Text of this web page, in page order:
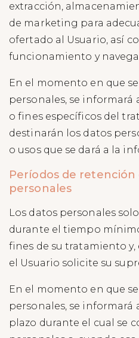
extracción,
de marketing para
ofertado al Usuario, así
funcionamiento y
En el momento en que
personales, se informará
o fines específicos del
destinarán los datos
o usos que se dará a la
Períodos de retención
personales
Los datos personales
durante el tiempo
fines de su tratamiento y,
el Usuario solicite su
En el momento en que
personales, se informará
plazo durante el cual se